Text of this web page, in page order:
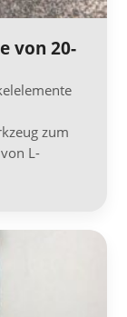
von 20-
zum
L-